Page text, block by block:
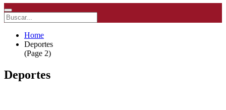
Home
Deportes
(Page 2)
Deportes